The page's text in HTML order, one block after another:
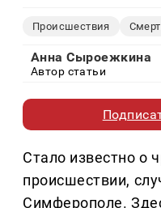
Происшествия
Анна Сыроежкина
Автор статьи
Стало известно о
происшествии,
Симферополе.